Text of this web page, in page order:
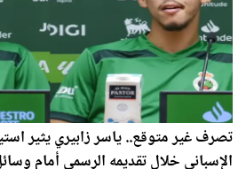
تصرف غير متوقع.. ياسر زابيري يثير
الإسباني خلال تقديمه الرسمي أمام